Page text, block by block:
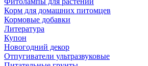
Корм для домашних питомцев
Кормовые добавки
Литература
Купон
Новогодний декор
Отпугиватели ультразвуковые